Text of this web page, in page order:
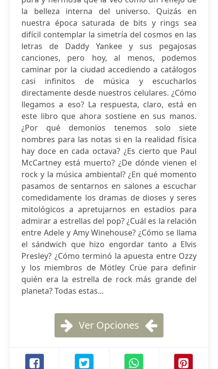
la belleza interna del universo. Quizás en
nuestra época saturada de bits y rings sea
difícil contemplar la simetría del cosmos en las
letras de Daddy Yankee y sus pegajosas
canciones, pero hoy, al menos, podemos
caminar por la ciudad accediendo a catálogos
casi infinitos de música y escucharlos
directamente desde nuestros celulares. ¿Cómo
llegamos a eso? La respuesta, claro, está en
este libro que ahora sostiene en sus manos.
¿Por qué demonios tenemos solo siete
nombres para las notas si en la realidad física
hay doce en cada octava? ¿Es cierto que Paul
McCartney está muerto? ¿De dónde vienen el
rock y la música ambiental? ¿En qué momento
pasamos de sentarnos en salones a escuchar
comedidamente los dramas de dioses y seres
mitológicos a apretujarnos en estadios para
admirar a estrellas del pop? ¿Cuál es la relación
entre Adele y Amy Winehouse? ¿Cómo se llama
el sándwich que hizo engordar tanto a Elvis
Presley? ¿Cómo terminó la apuesta entre Ozzy
y los miembros de Mötley Crüe para definir
quién era la estrella de rock más grande del
planeta? Todas estas...
Ver Opciones